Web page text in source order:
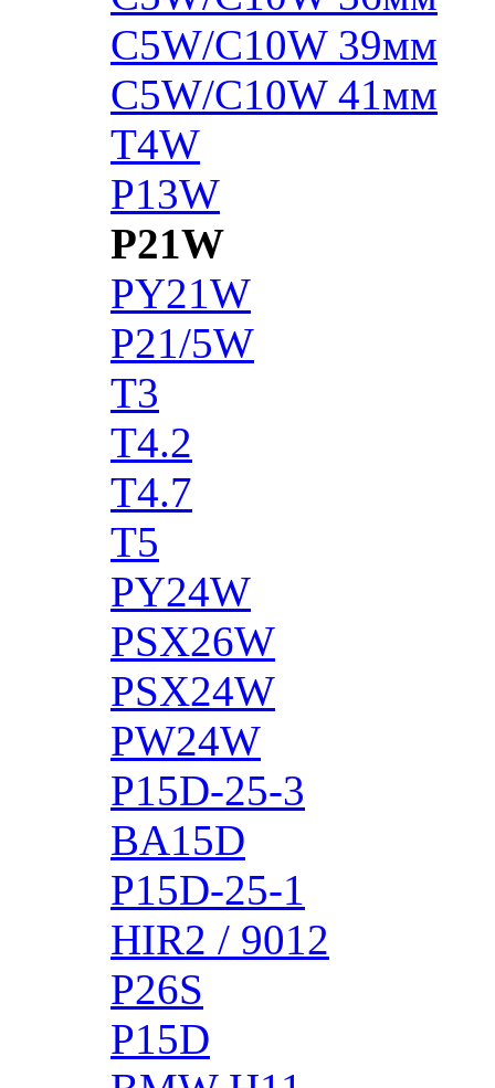
C5W/C10W 39мм
C5W/C10W 41мм
T4W
P13W
P21W
PY21W
P21/5W
T3
T4.2
T4.7
T5
PY24W
PSX26W
PSX24W
PW24W
P15D-25-3
BA15D
P15D-25-1
HIR2 / 9012
P26S
P15D